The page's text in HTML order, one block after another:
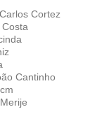
Cortez
Cantinho